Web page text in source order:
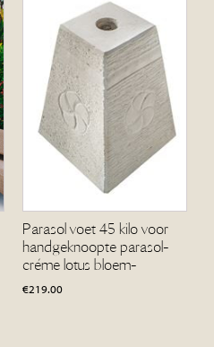
Parasol voet 45 kilo voor
handgeknoopte parasol-
créme lotus bloem-
€219.00